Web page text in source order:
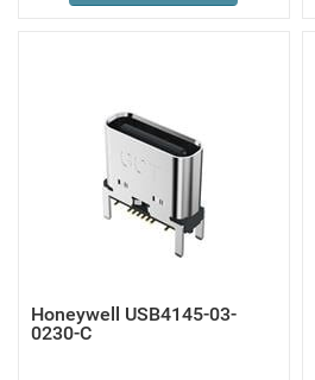
Honeywell USB4145-03-
0230-C